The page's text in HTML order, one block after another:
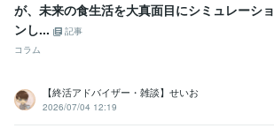
が、未来の食生活を大真面目にシミュレーショ
ンし...
記事
コラム
【終活アドバイザー・雑談】せいお
2026/07/04 12:19